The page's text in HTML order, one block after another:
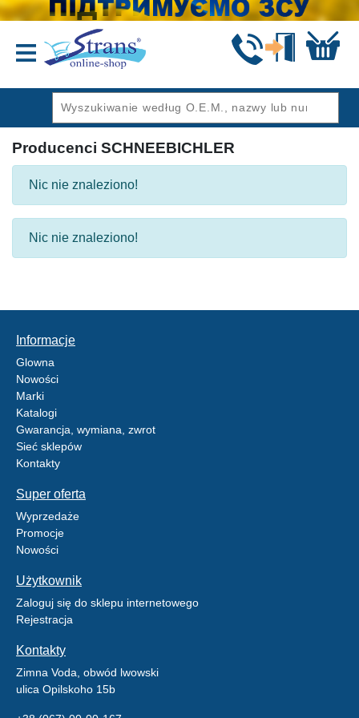
Producenci SCHNEEBICHLER
Nic nie znaleziono!
Nic nie znaleziono!
Informacje
Glowna
Nowości
Marki
Katalogi
Gwarancja, wymiana, zwrot
Sieć sklepów
Kontakty
Super oferta
Wyprzedaże
Promocje
Nowości
Użytkownik
Zaloguj się do sklepu internetowego
Rejestracja
Kontakty
Zimna Voda, obwód lwowski
ulica Opilskoho 15b